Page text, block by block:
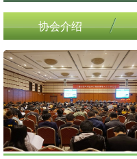
协会介绍